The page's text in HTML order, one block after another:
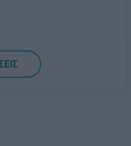
ζήτημα των
χρονοβόρες